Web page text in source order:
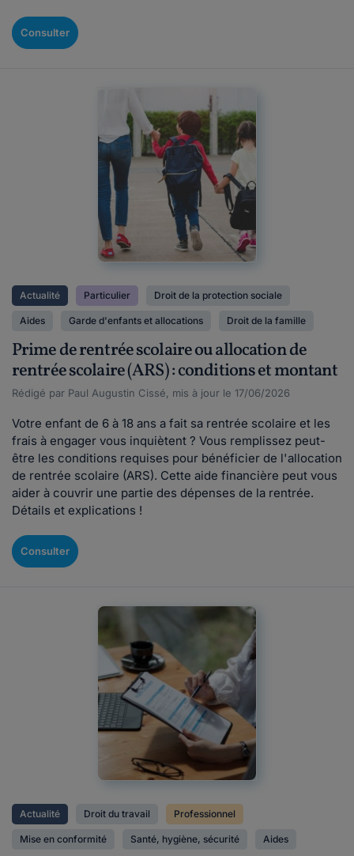
Consulter
Actualité Particulier Droit de la protection sociale
Aides Garde d'enfants et allocations Droit de la famille
Prime de rentrée scolaire ou allocation de
rentrée scolaire (ARS) : conditions et montant
Rédigé par Paul Augustin Cissé, mis à jour le 17/06/2026
Votre enfant de 6 à 18 ans a fait sa rentrée scolaire et les
frais à engager vous inquiètent ? Vous remplissez peut-
être les conditions requises pour bénéficier de l'allocation
de rentrée scolaire (ARS). Cette aide financière peut vous
aider à couvrir une partie des dépenses de la rentrée.
Détails et explications !
Consulter
Actualité Droit du travail Professionnel
Mise en conformité Santé, hygiène, sécurité Aides